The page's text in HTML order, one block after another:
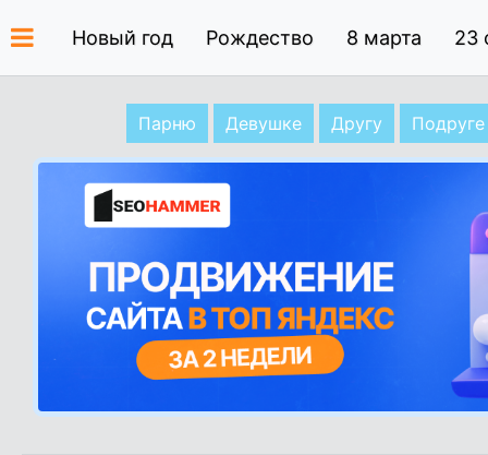
Новый год Рождество 8 марта 23
Парню Девушке Другу Подруге